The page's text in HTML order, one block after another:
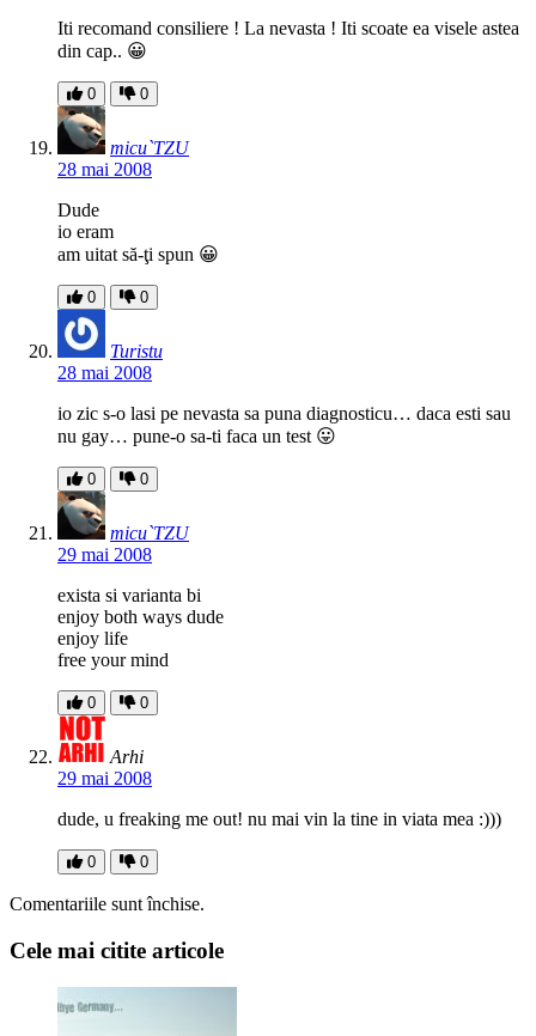
Iti recomand consiliere ! La nevasta ! Iti scoate ea visele astea
din cap.. 😀
0 0
micu`TZU
28 mai 2008
Dude
io eram
am uitat să-ţi spun 😀
0 0
Turistu
28 mai 2008
io zic s-o lasi pe nevasta sa puna diagnosticu… daca esti sau
nu gay… pune-o sa-ti faca un test 😛
0 0
micu`TZU
29 mai 2008
exista si varianta bi
enjoy both ways dude
enjoy life
free your mind
0 0
Arhi
29 mai 2008
dude, u freaking me out! nu mai vin la tine in viata mea :)))
0 0
Comentariile sunt închise.
Cele mai citite articole